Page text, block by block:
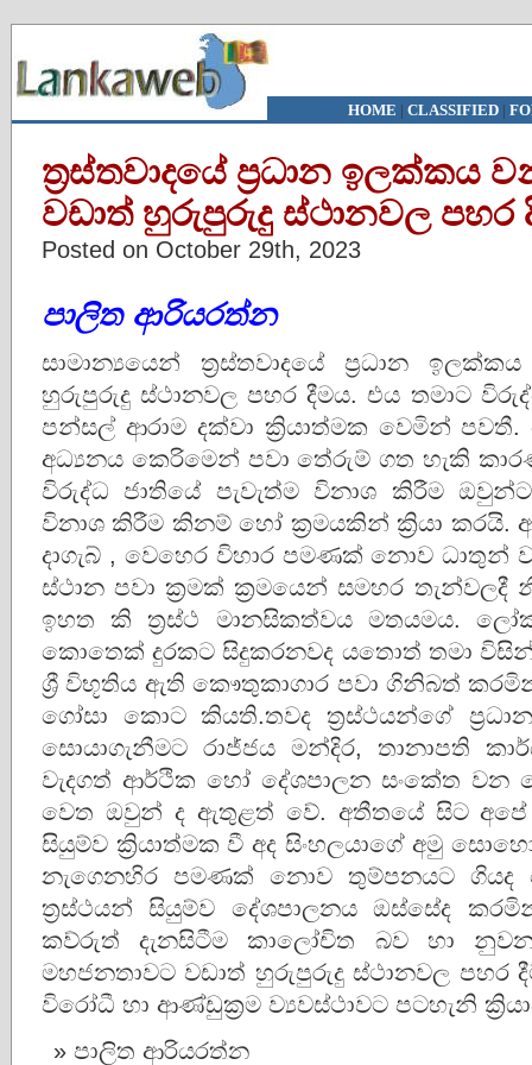
HOME | CLASSIFIED|
ත්‍රස්තවාදයේ ප්‍රධාන ඉලක්කය
වඩාත් හුරුපුරුදු ස්ථානවල පහර
Posted on October 29th, 2023
පාලිත ආරියරත්න
සාමාන්‍යයෙන් ත්‍රස්තවාදයේ ප්‍රධාන
හුරුපුරුදු ස්ථානවල පහර දීමය. එය තමාට
පන්සල් ආරාම දක්වා ක්‍රියාත්මක වෙමින්
අධ්‍යනය කෙරිමෙන් පවා තේරුම් ගත හැකි
විරුද්ධ ජාතියේ පැවැත්ම විනාශ කිරීම
විනාශ කිරීම කිනම් හෝ ක්‍රමයකින් ක්‍රියා කරයි.
දාගැබ් , වෙහෙර විහාර පමණක් නොව
ස්ථාන පවා ක්‍රමක් ක්‍රමයෙන් සමහර
ඉහත කි ත්‍රස්ථ මානසිකත්වය මතයමය.
කොතෙක් දුරකට සිදුකරනවද යතොත් තමා
ශ්‍රී විභූතිය ඇති කෞතුකාගාර පවා ගිනිබත්
ගෝසා කොට කියති.තවද ත්‍රස්ථයන්ගේ
සොයාගැනීමට රාජ්ජය මන්දිර, තානාපති
වැදගත් ආර්ථික හෝ දේශපාලන සංකේත
වෙත ඔවුන් ද ඇතුළත් වේ. අතීතයේ සිට අපේ
සියුම්ව ක්‍රියාත්මක වී අද සිංහලයාගේ අමු
නැගෙනහිර පමණක් නොව තුම්පනයට ගියද
ත්‍රස්ථයන් සියුම්ව දේශපාලනය ඔස්සේද
කව්රුත් දැනසිටීම කාලෝචිත බව හා
මහජනතාවට වඩාත් හුරුපුරුදු ස්ථානවල පහර
විරෝධී හා ආණ්ඩුක්‍රම ව්‍යවස්ථාවට පටහැනි
පාලිත ආරියරත්න